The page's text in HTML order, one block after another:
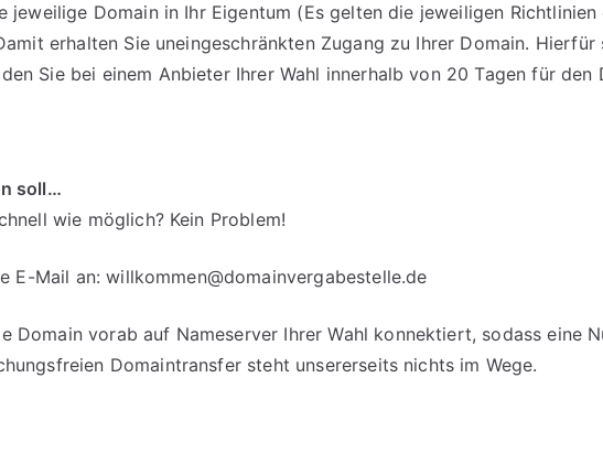
jeweilige Domain in Ihr Eigentum (Es gelten die jeweiligen
erhalten Sie uneingeschränkten Zugang zu Ihrer Domain.
Sie bei einem Anbieter Ihrer Wahl innerhalb von 20 Tagen für den
soll…
wie möglich? Kein Problem!
E-Mail an:willkommen@domainvergabestelle.de
Domain vorab auf Nameserver Ihrer Wahl konnektiert, sodass eine
Domaintransfer steht unsererseits nichts im Wege.